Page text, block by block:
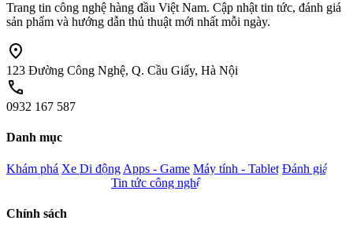
Trang tin công nghệ hàng đầu Việt Nam. Cập nhật tin tức, đánh giá
sản phẩm và hướng dẫn thủ thuật mới nhất mỗi ngày.
location_on
123 Đường Công Nghệ, Q. Cầu Giấy, Hà Nội
call
0932 167 587
Danh mục
Khám phá Xe Di động Apps - Game Máy tính - Tablet Đánh giá
Tin tức công nghệ
Chính sách